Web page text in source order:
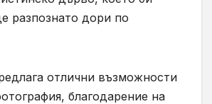
разпознато дори по
отлични възможности
благодарение на